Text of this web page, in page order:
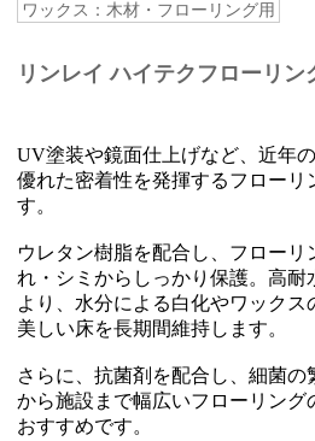
ワックス：木材・フローリング用
リンレイ ハイテクフローリン
UV塗装や鏡面仕上げなど、近年
優れた密着性を発揮するフローリ
す。
ウレタン樹脂を配合し、フローリ
れ・シミからしっかり保護。高耐
より、水分による白化やワックス
美しい床を長期間維持します。
さらに、抗菌剤を配合し、細菌の
から施設まで幅広いフローリング
おすすめです。